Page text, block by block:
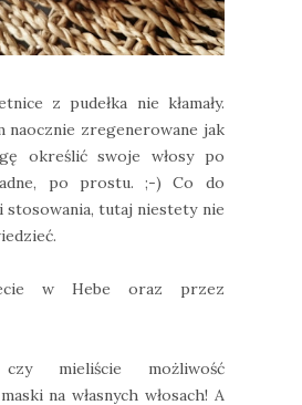
z pudełka nie kłamały.
naocznie zregenerowane jak
określić swoje włosy po
po prostu. ;-) Co do
tutaj niestety nie
w Hebe oraz przez
mieliście możliwość
na własnych włosach! A